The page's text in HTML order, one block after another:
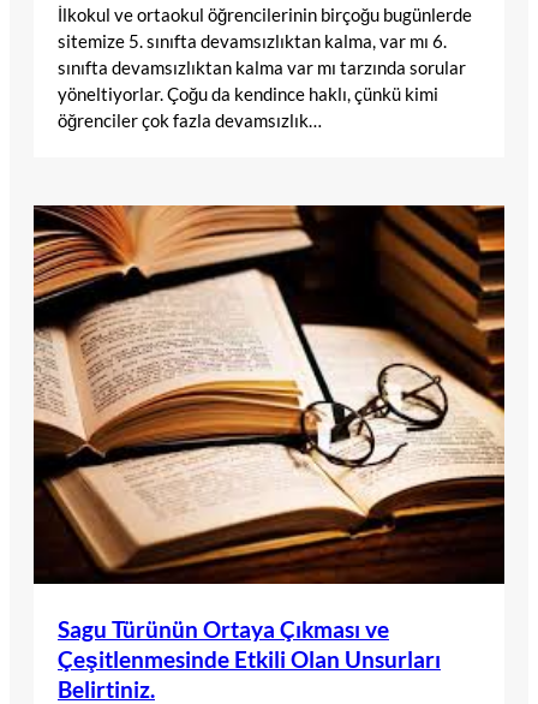
İlkokul ve ortaokul öğrencilerinin birçoğu bugünlerde
sitemize 5. sınıfta devamsızlıktan kalma, var mı 6.
sınıfta devamsızlıktan kalma var mı tarzında sorular
yöneltiyorlar. Çoğu da kendince haklı, çünkü kimi
öğrenciler çok fazla devamsızlık…
Sagu Türünün Ortaya Çıkması ve
Çeşitlenmesinde Etkili Olan Unsurları
Belirtiniz.